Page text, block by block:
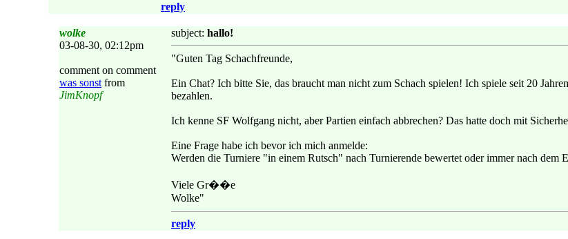
reply
wolke
03-08-30, 02:12pm
comment on comment
was sonst from
JimKnopf
subject: hallo!
"Guten Tag Schachfreunde,
Ein Chat? Ich bitte Sie, das braucht man nicht zum Schach spielen! Ich spiele seit 20
bezahlen.
Ich kenne SF Wolfgang nicht, aber Partien einfach abbrechen? Das hatte doch mit
Eine Frage habe ich bevor ich mich anmelde:
Werden die Turniere "in einem Rutsch" nach Turnierende bewertet oder immer nach dem
Viele Gr��e
Wolke"
reply